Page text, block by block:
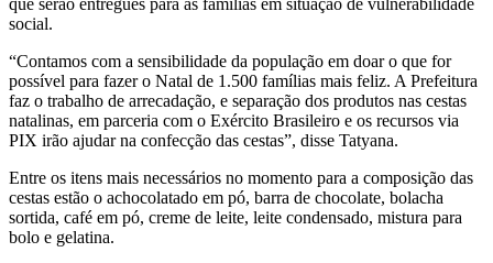
que serão entregues para as famílias em situação de vulnerabilidade
social.
“Contamos com a sensibilidade da população em doar o que for
possível para fazer o Natal de 1.500 famílias mais feliz. A Prefeitura
faz o trabalho de arrecadação, e separação dos produtos nas cestas
natalinas, em parceria com o Exército Brasileiro e os recursos via
PIX irão ajudar na confecção das cestas”, disse Tatyana.
Entre os itens mais necessários no momento para a composição das
cestas estão o achocolatado em pó, barra de chocolate, bolacha
sortida, café em pó, creme de leite, leite condensado, mistura para
bolo e gelatina.